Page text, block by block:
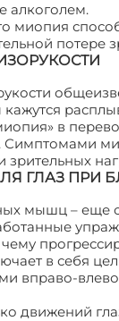
алкоголем.
миопия
потере
в
Симптомами
ГЛАЗ ПРИ
мышц – еще
в себя
вправо-
движений